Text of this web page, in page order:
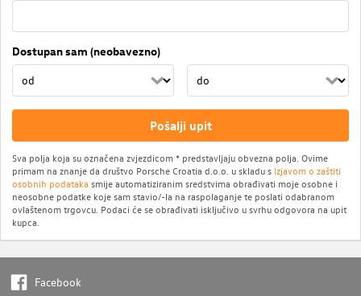
Dostupan sam (neobavezno)
Pošalji upit
Sva polja koja su označena zvjezdicom * predstavljaju obvezna polja. Ovime
primam na znanje da društvo Porsche Croatia d.o.o. u skladu s Izjavom o zaštiti
osobnih podataka smije automatiziranim sredstvima obrađivati moje osobne i
neosobne podatke koje sam stavio/-la na raspolaganje te poslati odabranom
ovlaštenom trgovcu. Podaci će se obrađivati isključivo u svrhu odgovora na upit
kupca.
Facebook